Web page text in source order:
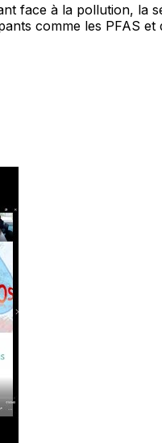
face à la pollution, la
comme les PFAS